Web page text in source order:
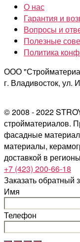
О нас
Гарантия и
Вопросы и
Полезные
Политика
ООО
г. Владивосток, ул.
© 2008 - 2022
стройматериалов.
фасадные
материалы,
доставкой в
+7 (423) 200-66-18
Заказать обратный
Имя
Телефон